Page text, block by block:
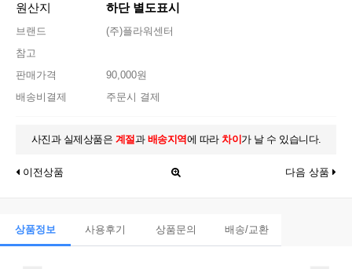
원산지 하단 별도표시
브랜드
(주)플라워센터
참고
판매가격
90,000원
배송비결제
주문시 결제
사진과 실제상품은 계절과 배송지역에 따라 차이 가 날 수 있습니다.
이전상품 다음 상품
상품정보 사용후기 상품문의 배송/교환